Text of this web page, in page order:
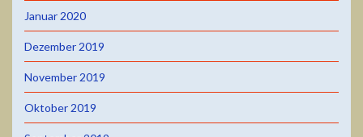
Januar 2020
Dezember 2019
November 2019
Oktober 2019